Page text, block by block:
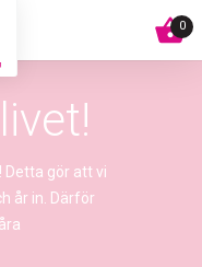
Detta gör att vi
år in. Därför